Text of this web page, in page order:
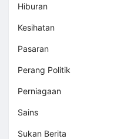
Hiburan
Kesihatan
Pasaran
Perang Politik
Perniagaan
Sains
Sukan Berita